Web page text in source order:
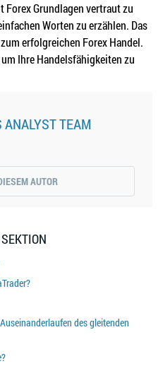
Forex Grundlagen vertraut zu
Worten zu erzählen. Das
erfolgreichen Forex Handel.
Ihre Handelsfähigkeiten zu
ANALYST TEAM
AUTOR
des gleitenden